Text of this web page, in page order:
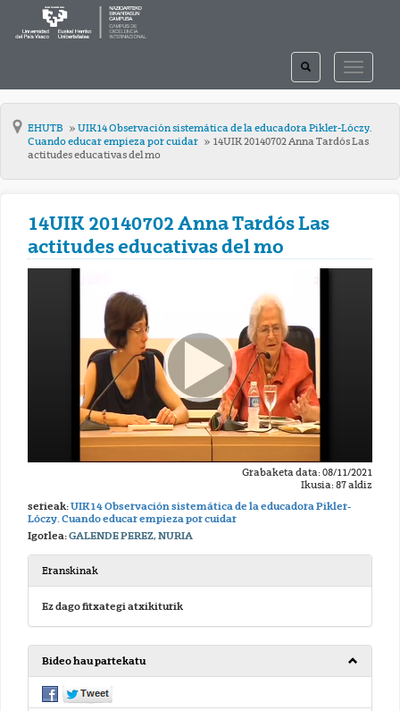
TOGGLE
TOGGLE
SEARCH
EHUTB
UIK14 Observación sistemática de la educadora Pikler-Lóczy.
Cuando educar empieza por cuidar
14UIK 20140702 Anna Tardós Las
actitudes educativas del mo
14UIK 20140702 Anna Tardós Las
actitudes educativas del mo
Grabaketa data: 08/11/2021
Ikusia: 87 aldiz
serieak:UIK14 Observación sistemática de la educadora Pikler-
Lóczy. Cuando educar empieza por cuidar
Igorlea:GALENDE PEREZ, NURIA
Eranskinak
Ez dago fitxategi atxikiturik
Bideo hau partekatu